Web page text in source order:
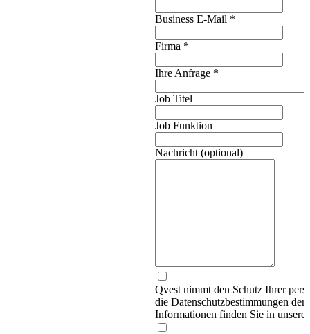
Business E-Mail *
Firma *
Ihre Anfrage *
Job Titel
Job Funktion
Nachricht (optional)
Qvest nimmt den Schutz Ihrer
die Datenschutzbestimmungen
Informationen finden Sie in